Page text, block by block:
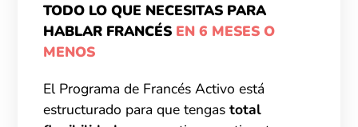
TODO LO QUE NECESITAS PARA
HABLAR FRANCÉS EN 6 MESES O
MENOS
El Programa de Francés Activo está
estructurado para que tengastotal